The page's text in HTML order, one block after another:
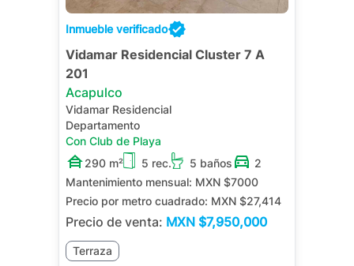
Inmueble verificado
Vidamar Residencial Cluster 7 A
201
Acapulco
Vidamar Residencial
Departamento
Con Club de Playa
290 m²
5 rec. 5 baños
2
Mantenimiento mensual: MXN $7000
Precio por metro cuadrado: MXN $27,414
Precio de venta: MXN $7,950,000
Terraza